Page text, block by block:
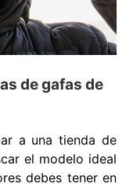
de gafas de
a una tienda de
el modelo ideal
debes tener en